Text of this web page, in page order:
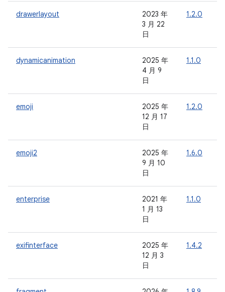
drawerlayout
2023 年
3 月 22
日
1.2.0
dynamicanimation
2025 年
4 月 9
日
1.1.0
emoji
2025 年
12 月 17
日
1.2.0
emoji2
2025 年
9 月 10
日
1.6.0
enterprise
2021 年
1 月 13
日
1.1.0
exifinterface
2025 年
12 月 3
日
1.4.2